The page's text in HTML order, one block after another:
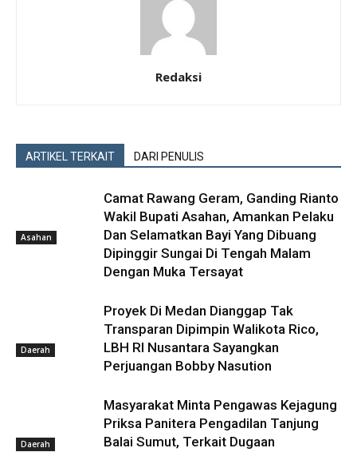
Redaksi
ARTIKEL TERKAIT DARI PENULIS
Asahan
Camat Rawang Geram, Ganding Rianto
Wakil Bupati Asahan, Amankan Pelaku
Dan Selamatkan Bayi Yang Dibuang
Dipinggir Sungai Di Tengah Malam
Dengan Muka Tersayat
Daerah
Proyek Di Medan Dianggap Tak
Transparan Dipimpin Walikota Rico,
LBH RI Nusantara Sayangkan
Perjuangan Bobby Nasution
Daerah
Masyarakat Minta Pengawas Kejagung
Priksa Panitera Pengadilan Tanjung
Balai Sumut, Terkait Dugaan